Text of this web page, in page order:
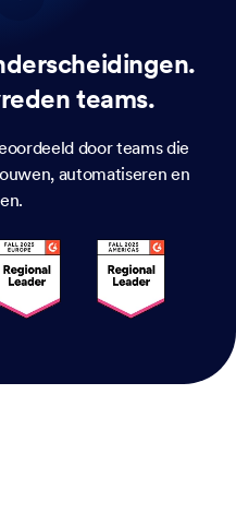
teams.
door teams die
automatiseren en